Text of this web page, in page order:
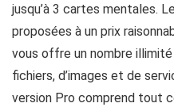
jusqu’à 3 cartes mentales.
proposées à un prix
vous offre un nombre
fichiers, d’images et de
version Pro comprend tout